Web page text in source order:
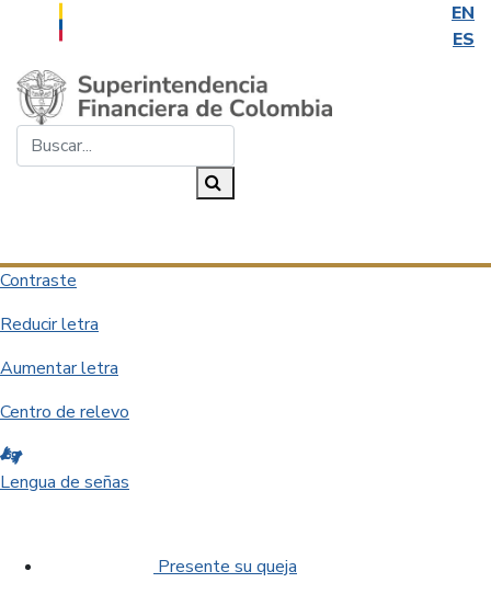
EN
ES
Saltar al contenido principal
Contraste
Reducir letra
Aumentar letra
Centro de relevo
Lengua de señas
Presente su queja